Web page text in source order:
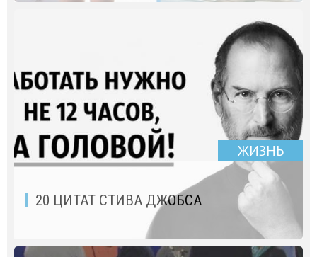
ЖИЗНЬ
20 ЦИТАТ СТИВА ДЖОБСА